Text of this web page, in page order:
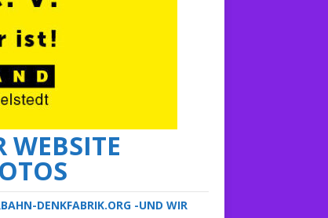
DENKFABRIK.ORG -UND WIR